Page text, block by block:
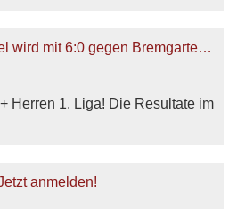
Das erste Interclubspiel wird mit 6:0 gegen Bremgarten (AG) gewonnen!
Herren 1. Liga! Die Resultate im
anmelden!